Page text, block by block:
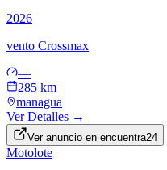
2026
vento Crossmax
—
285 km
managua
Ver Detalles →
Ver anuncio en encuentra24
Motolote